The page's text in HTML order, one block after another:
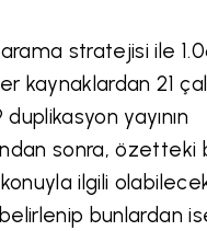
stratejisi ile
kaynaklardan 21
yayının
sonra, özetteki
ilgili
belirlenip bunlardan